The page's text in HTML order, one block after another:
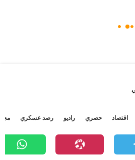
اقتصاد حصري راديو رصد عسكري